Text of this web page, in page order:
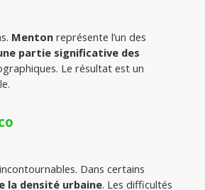
Menton représente l’un des
partie significative des
Le résultat est un
Dans certains
la densité urbaine. Les difficultés